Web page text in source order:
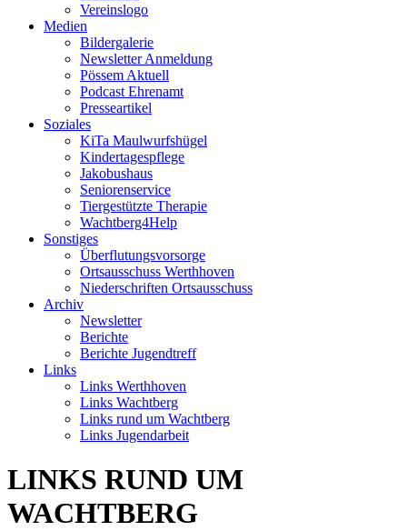
Vereinslogo
Medien
Bildergalerie
Newsletter Anmeldung
Pössem Aktuell
Podcast Ehrenamt
Presseartikel
Soziales
KiTa Maulwurfshügel
Kindertagespflege
Jakobushaus
Seniorenservice
Tiergestützte Therapie
Wachtberg4Help
Sonstiges
Überflutungsvorsorge
Ortsausschuss Werthhoven
Niederschriften Ortsausschuss
Archiv
Newsletter
Berichte
Berichte Jugendtreff
Links
Links Werthhoven
Links Wachtberg
Links rund um Wachtberg
Links Jugendarbeit
LINKS RUND UM
WACHTBERG